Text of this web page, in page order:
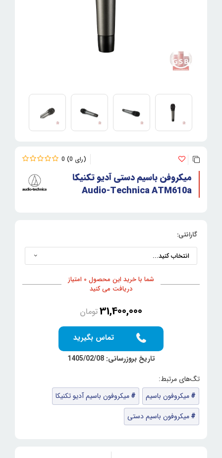
0 0
میکروفن باسیم دستی آدیو تکنیکا
Audio-Technica ATM610a
گارانتی:
شما با خرید این محصول 0 امتیاز
دریافت می کنید
31,400,000تومان
تماس بگیرید
تاریخ بروزرسانی: 1405/02/08
میکروفون باسیم
میکروفون باسیم آدیو تکنیکا
میکروفون باسیم دستی